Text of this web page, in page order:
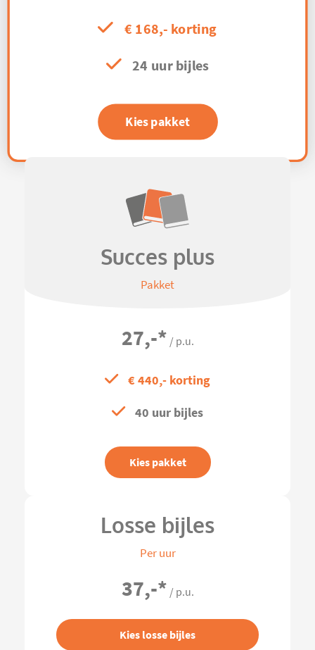
€ 168,- korting
24 uur bijles
Kies pakket
Succes plus
Pakket
27,-* / p.u.
€ 440,- korting
40 uur bijles
Kies pakket
Losse bijles
Per uur
37,-* / p.u.
Kies losse bijles